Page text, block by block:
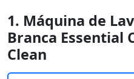
1. Máquina de
Branca Essential
Clean